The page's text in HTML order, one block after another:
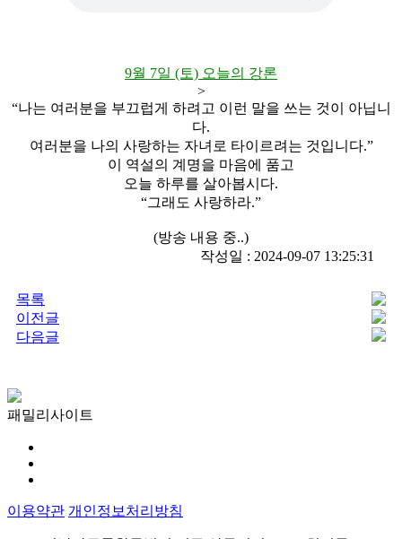
9월 7일 (토) 오늘의 강론
>
“나는 여러분을 부끄럽게 하려고 이런 말을 쓰는 것이 아닙니
다.
여러분을 나의 사랑하는 자녀로 타이르려는 것입니다.”
이 역설의 계명을 마음에 품고
오늘 하루를 살아봅시다.
“그래도 사랑하라.”
(방송 내용 중..)
작성일 : 2024-09-07 13:25:31
목록
이전글
다음글
패밀리사이트
이용약관 개인정보처리방침